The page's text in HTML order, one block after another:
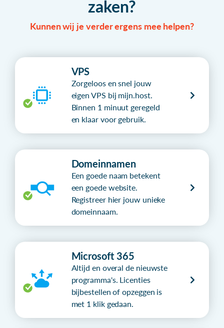
zaken?
Kunnen wij je verder ergens mee helpen?
VPS
Zorgeloos en snel jouw
eigen VPS bij mijn.host.
Binnen 1 minuut geregeld
en klaar voor gebruik.
Domeinnamen
Een goede naam betekent
een goede website.
Registreer hier jouw unieke
domeinnaam.
Microsoft 365
Altijd en overal de nieuwste
programma's. Licenties
bijbestellen of opzeggen is
met 1 klik gedaan.